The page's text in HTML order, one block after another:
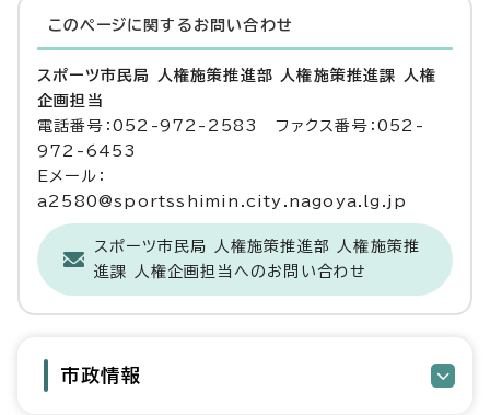
このページに関する お問い合わせ
スポーツ市民局 人権施策推進部 人権施策推進課 人権
企画担当
電話番号：052-972-2583 ファクス番号：052-
972-6453
Eメール：
a2580@sportsshimin.city.nagoya.lg.jp
スポーツ市民局 人権施策推進部 人権施策推
進課 人権企画担当へのお問い合わせ
市政情報